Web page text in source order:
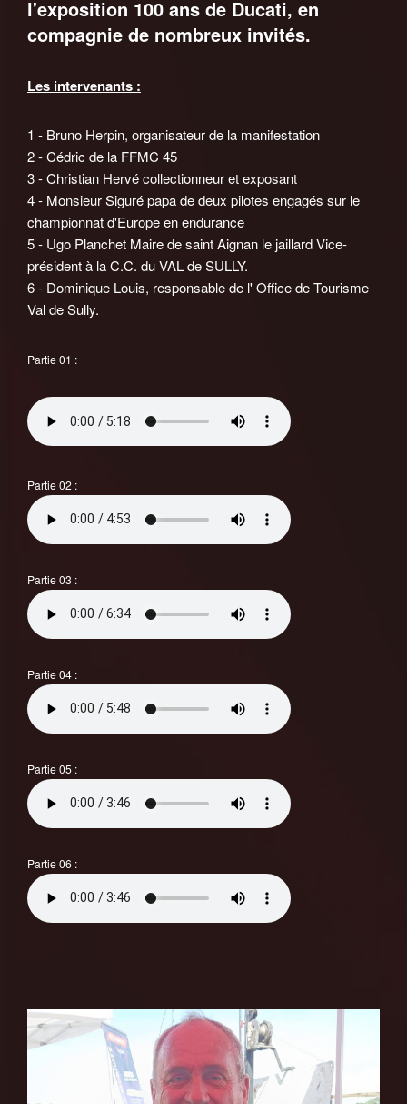
l'exposition 100 ans de Ducati, en
compagnie de nombreux invités.
Les intervenants :
1 - Bruno Herpin, organisateur de la manifestation
2 - Cédric de la FFMC 45
3 - Christian Hervé collectionneur et exposant
4 - Monsieur Siguré papa de deux pilotes engagés sur le
championnat d'Europe en endurance
5 - Ugo Planchet Maire de saint Aignan le jaillard Vice-
président à la C.C. du VAL de SULLY.
6 - Dominique Louis, responsable de l' Office de Tourisme
Val de Sully.
Partie 01 :
Partie 02 :
Partie 03 :
Partie 04 :
Partie 05 :
Partie 06 :